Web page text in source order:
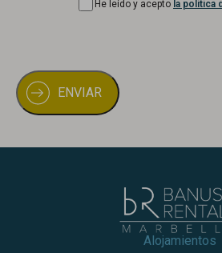
He leído y acepto la política
Alojamientos